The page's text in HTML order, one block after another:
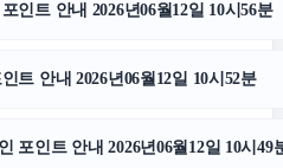
인트 안내 2026년06월12일 10시56분
트 안내 2026년06월12일 10시52분
포인트 안내 2026년06월12일 10시49